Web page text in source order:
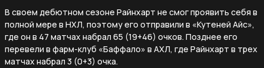
В своем дебютном сезоне Райнхарт не смог проявить себя в
полной мере в НХЛ, поэтому его отправили в «Кутеней Айс»,
где он в 47 матчах набрал 65 (19+46) очков. Позднее его
перевели в фарм-клуб «Баффало» в АХЛ, где Райнхарт в трех
матчах набрал 3 (0+3) очка.